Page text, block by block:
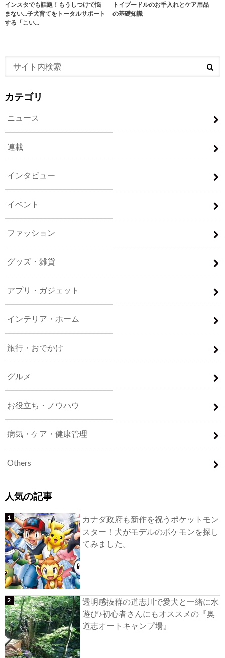
インスタでも話題！もうしつけで悩
まない…子犬育てをトータルサポート
する「こい…
トイプードルのお手入れとケア用品
の基礎知識
カテゴリ
ニュース
連載
インタビュー
イベント
ファッション
グッズ・雑貨
アプリ・ガジェット
インテリア・ホーム
旅行・おでかけ
グルメ
お役立ち・ノウハウ
病気・ケア・健康管理
Others
人気の記事
カナダ政府も新作を祝うポケットモン
スター！犬がモデルのポケモンを探し
てみました。
透明感抜群の道志川で愛犬と一緒に水
遊び♪初心者さんにもオススメの『奥
道志オートキャンプ場』